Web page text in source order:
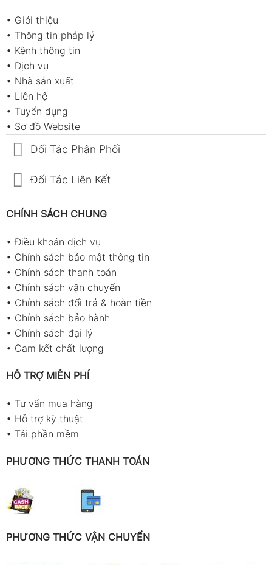
• Giới thiệu
• Thông tin pháp lý
• Kênh thông tin
• Dịch vụ
• Nhà sản xuất
• Liên hệ
• Tuyển dụng
• Sơ đồ Website
Đối Tác Phân Phối
Đối Tác Liên Kết
CHÍNH SÁCH CHUNG
•Điều khoản dịch vụ
• Chính sách bảo mật thông tin
• Chính sách thanh toán
• Chính sách vận chuyển
• Chính sách đổi trả & hoàn tiền
• Chính sách bảo hành
• Chính sách đại lý
• Cam kết chất lượng
HỖ TRỢ MIỄN PHÍ
• Tư vấn mua hàng
• Hỗ trợ kỹ thuật
• Tải phần mềm
PHƯƠNG THỨC THANH TOÁN
PHƯƠNG THỨC VẬN CHUYỂN